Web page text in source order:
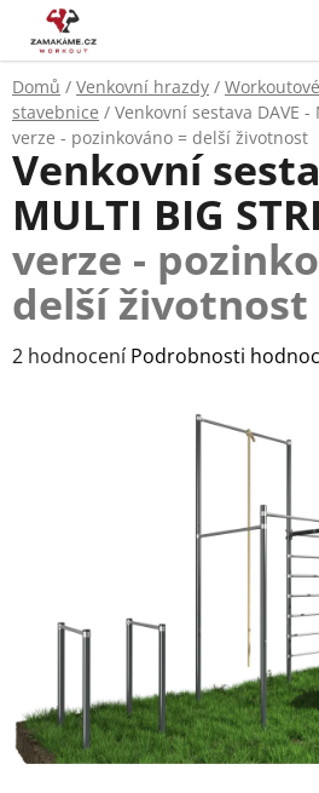
Přejít
obsah
Domů / Venkovní hrazdy /
stavebnice / Venkovní sestava DAVE -
verze - pozinkováno = delší životnost
Venkovní
MULTI BIG
verze -
delší životnost
Průměrné
2 hodnocení Podrobnosti